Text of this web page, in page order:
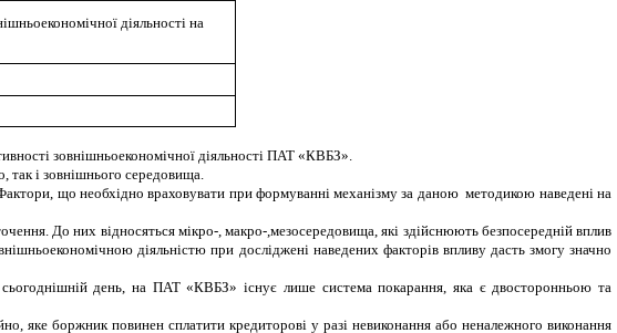
діяльності на
зовнішньоекономічної діяльності ПАТ «КВБЗ».
так і зовнішнього середовища.
що необхідно враховувати при формуванні механізму за даною методикою наведені на
До них відносяться мікро-, макро-,мезосередовища, які здійснюють безпосередній вплив
діяльністю при досліджені наведених факторів впливу дасть змогу значно
день, на ПАТ «КВБЗ» існує лише система покарання, яка є двосторонньою та
боржник повинен сплатити кредиторові у разі невиконання або неналежного виконання